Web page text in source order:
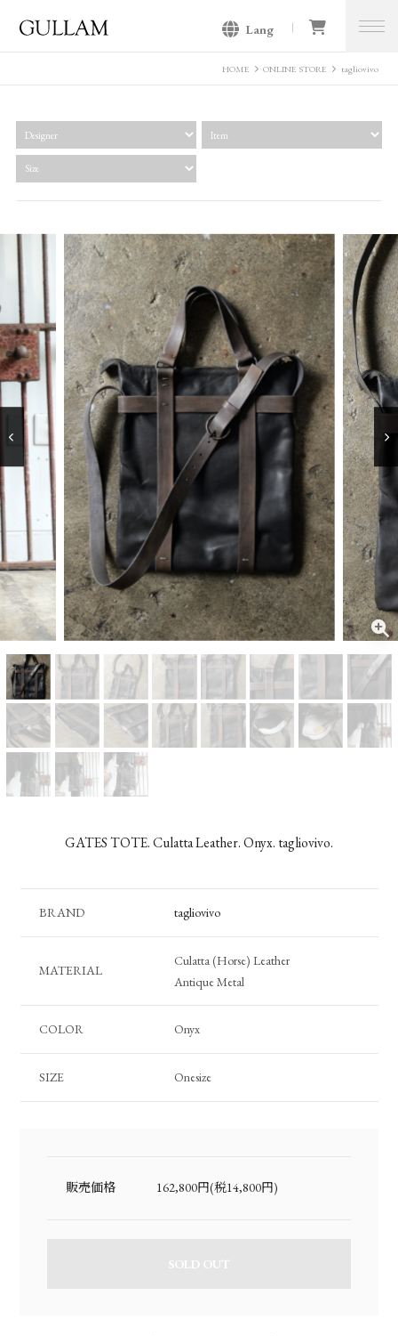
Lang
HOME ONLINE STORE tagliovivo
GATES TOTE. Culatta Leather. Onyx. tagliovivo.
BRAND tagliovivo
MATERIAL
Culatta (Horse) Leather
Antique Metal
COLOR Onyx
SIZE Onesize
販売価格 162,800円(税14,800円)
SOLD OUT